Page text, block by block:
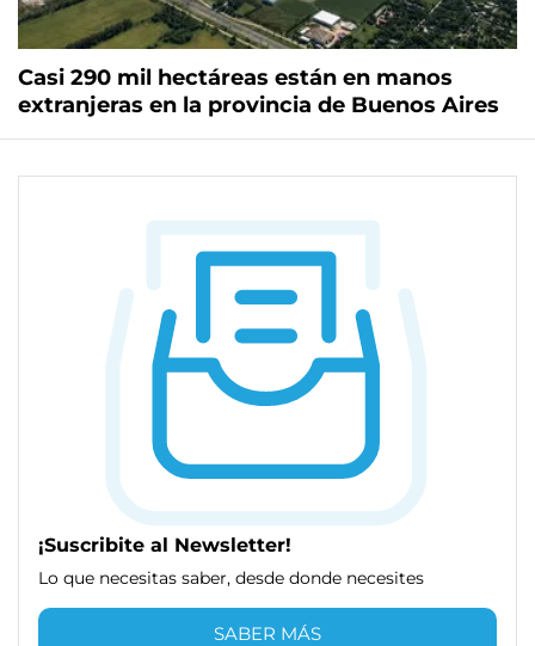
Casi 290 mil hectáreas están en manos
extranjeras en la provincia de Buenos Aires
¡Suscribite al Newsletter!
Lo que necesitas saber, desde donde necesites
SABER MÁS